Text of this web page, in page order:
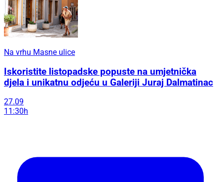
Na vrhu Masne ulice
Iskoristite listopadske popuste na umjetnička
djela i unikatnu odjeću u Galeriji Juraj Dalmatinac
27.09
11:30h